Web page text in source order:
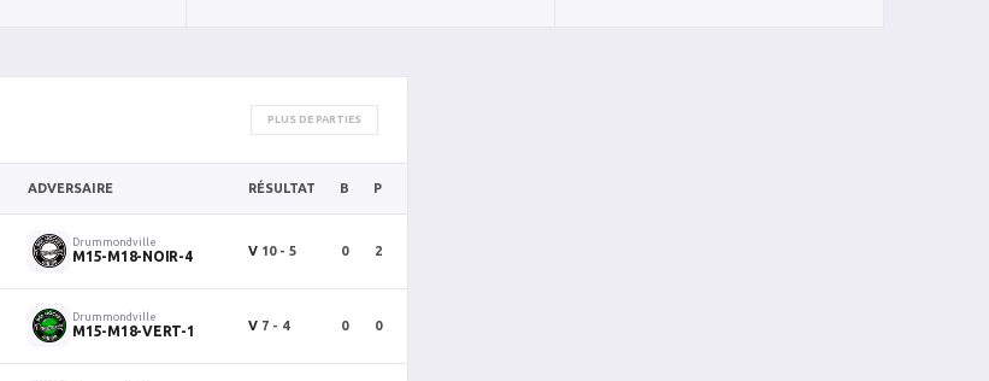
PLUS DE PARTIES
ADVERSAIRE RÉSULTAT B P
Drummondville
M15-M18-NOIR-4 V 10 - 5 0 2
Drummondville
M15-M18-VERT-1 V 7 - 4 0 0